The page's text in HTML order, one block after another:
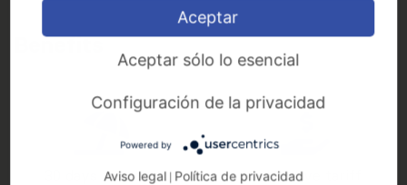
Benefits
30 days vacation
Attractive tariff
Aceptar
Aceptar sólo lo esencial
Configuración de la privacidad
Powered by
Aviso legal Política de privacidad